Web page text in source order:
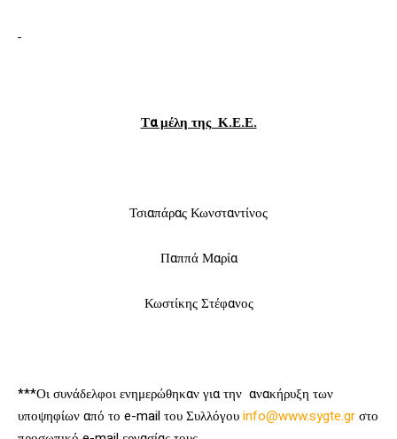
Τα μέλη της Κ.Ε.Ε.
Τσιαπάρας Κωνσταντίνος
Παππά Μαρία
Κωστίκης Στέφανος
***Οι συνάδελφοι ενημερώθηκαν για την ανακήρυξη των
υποψηφίων από το e-mail του Συλλόγουinfo@www.sygte.grστο